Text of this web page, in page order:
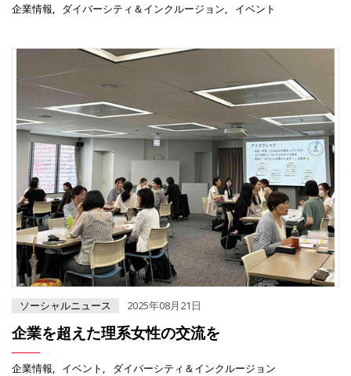
企業情報 ダイバーシティ＆インクルージョン イベント
ソーシャルニュース 2025年08月21日
企業を超えた理系女性の交流を
企業情報 イベント ダイバーシティ＆インクルージョン